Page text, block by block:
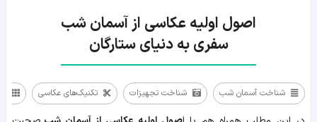
سفری به دنیای ستارگان
شناخت آسمان شب شناخت تجهیزات تکنیک‌های عکاسی
شناخت